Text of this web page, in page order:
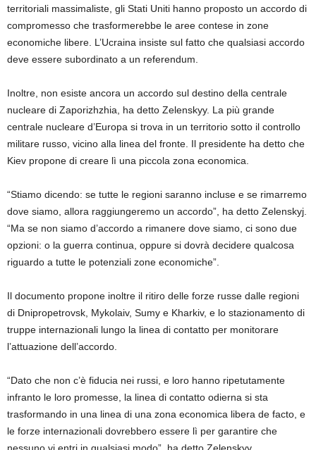
territoriali massimaliste, gli Stati Uniti hanno proposto un accordo di
compromesso che trasformerebbe le aree contese in zone
economiche libere. L’Ucraina insiste sul fatto che qualsiasi accordo
deve essere subordinato a un referendum.
Inoltre, non esiste ancora un accordo sul destino della centrale
nucleare di Zaporizhzhia, ha detto Zelenskyy. La più grande
centrale nucleare d’Europa si trova in un territorio sotto il controllo
militare russo, vicino alla linea del fronte. Il presidente ha detto che
Kiev propone di creare lì una piccola zona economica.
“Stiamo dicendo: se tutte le regioni saranno incluse e se rimarremo
dove siamo, allora raggiungeremo un accordo”, ha detto Zelenskyj.
“Ma se non siamo d’accordo a rimanere dove siamo, ci sono due
opzioni: o la guerra continua, oppure si dovrà decidere qualcosa
riguardo a tutte le potenziali zone economiche”.
Il documento propone inoltre il ritiro delle forze russe dalle regioni
di Dnipropetrovsk, Mykolaiv, Sumy e Kharkiv, e lo stazionamento di
truppe internazionali lungo la linea di contatto per monitorare
l’attuazione dell’accordo.
“Dato che non c’è fiducia nei russi, e loro hanno ripetutamente
infranto le loro promesse, la linea di contatto odierna si sta
trasformando in una linea di una zona economica libera de facto, e
le forze internazionali dovrebbero essere lì per garantire che